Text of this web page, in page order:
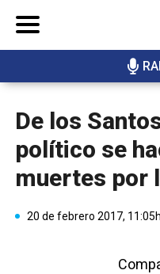
De los
político se
muertes por
20 de febrero 2017,